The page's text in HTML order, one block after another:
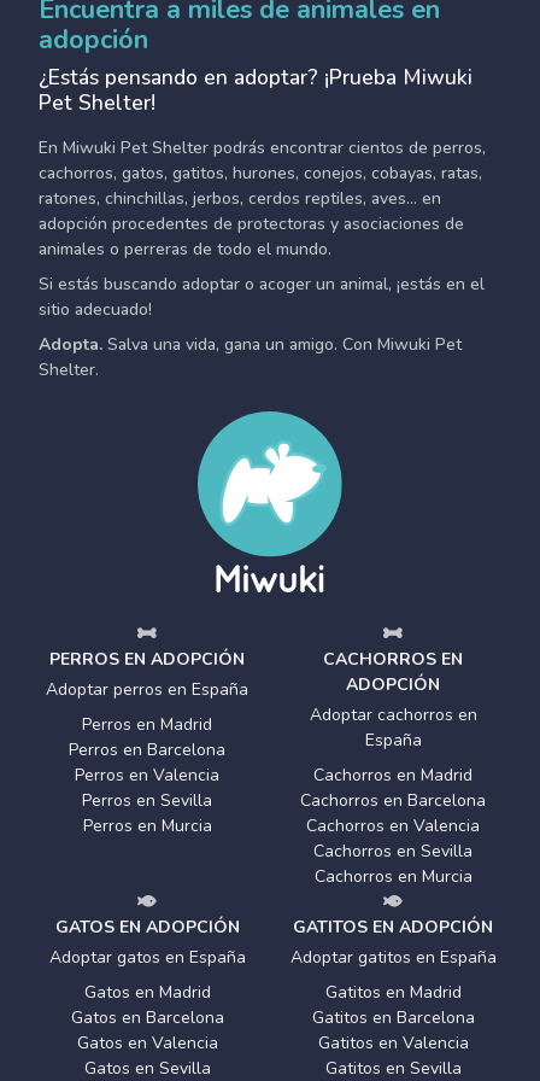
Encuentra a miles de animales en
adopción
¿Estás pensando en adoptar? ¡Prueba Miwuki
Pet Shelter!
En Miwuki Pet Shelter podrás encontrar cientos de perros,
cachorros, gatos, gatitos, hurones, conejos, cobayas, ratas,
ratones, chinchillas, jerbos, cerdos reptiles, aves... en
adopción procedentes de protectoras y asociaciones de
animales o perreras de todo el mundo.
Si estás buscando adoptar o acoger un animal, ¡estás en el
sitio adecuado!
Adopta. Salva una vida, gana un amigo. Con Miwuki Pet
Shelter.
PERROS EN ADOPCIÓN
Adoptar perros en España
Perros en Madrid
Perros en Barcelona
Perros en Valencia
Perros en Sevilla
Perros en Murcia
CACHORROS EN
ADOPCIÓN
Adoptar cachorros en
España
Cachorros en Madrid
Cachorros en Barcelona
Cachorros en Valencia
Cachorros en Sevilla
Cachorros en Murcia
GATOS EN ADOPCIÓN
Adoptar gatos en España
Gatos en Madrid
Gatos en Barcelona
Gatos en Valencia
Gatos en Sevilla
GATITOS EN ADOPCIÓN
Adoptar gatitos en España
Gatitos en Madrid
Gatitos en Barcelona
Gatitos en Valencia
Gatitos en Sevilla